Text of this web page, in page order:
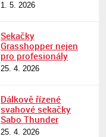
1. 5. 2026
Sekačky
Grasshopper nejen
pro profesionály
25. 4. 2026
Dálkově řízené
svahové sekačky
Sabo Thunder
25. 4. 2026